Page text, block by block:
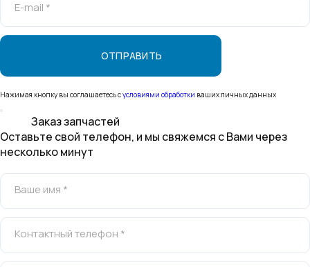
E-mail *
Нажимая кнопку вы соглашаетесь сусловиями обработки ваших личных данных
Заказ запчастей
Оставьте свой телефон, и мы свяжемся с Вами через
несколько минут
Ваше имя *
Контактный телефон *